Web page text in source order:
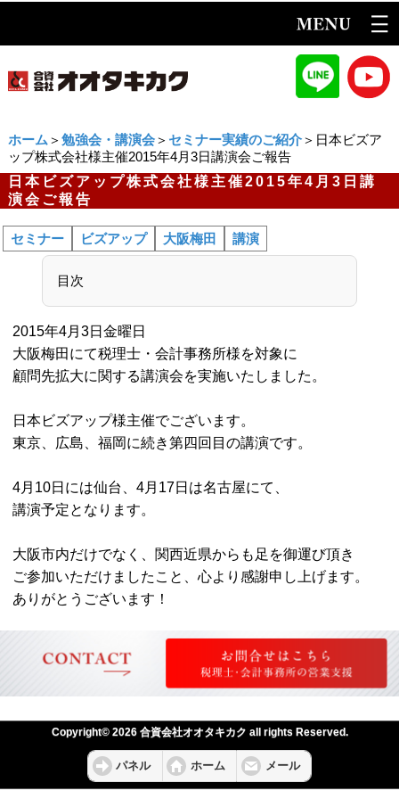
ホーム ＞ 勉強会・講演会＞ セミナー実績のご紹介＞日本ビズア
ップ株式会社様主催2015年4月3日講演会ご報告
日本ビズアップ株式会社様主催2015年4月3日講
演会ご報告
セミナー ビズアップ 大阪梅田 講演
目次
2015年4月3日金曜日
大阪梅田にて税理士・会計事務所様を対象に
顧問先拡大に関する講演会を実施いたしました。
日本ビズアップ様主催でございます。
東京、広島、福岡に続き第四回目の講演です。
4月10日には仙台、4月17日は名古屋にて、
講演予定となります。
大阪市内だけでなく、関西近県からも足を御運び頂き
ご参加いただけましたこと、心より感謝申し上げます。
ありがとうございます！
Copyright© 2026 合資会社オオタキカク all rights Reserved.
パネル ホーム メール